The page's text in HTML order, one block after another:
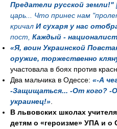
Предатели русской земли!"
царь... Что принес нам
кричал И сухаря у нас
пост, Каждый - националист
«Я, воин Украинской
оружие, торжественно
участовала в боях против
Два мальчика в Одессе: «-А
-Защищаться... -От кого? -
украинец!»
В львовских школах
детям о «героизме» УПА и о